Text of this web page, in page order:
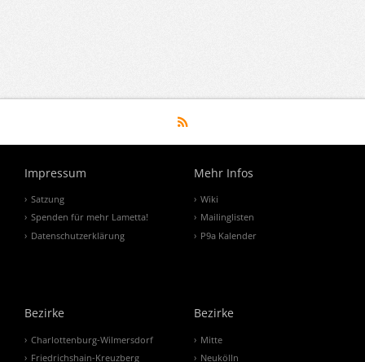
Impressum
Satzung
Spenden für mehr Lametta!
Datenschutzerklärung
Mehr Infos
Wiki
Mailinglisten
P9a Kalender
Bezirke
Charlottenburg-Wilmersdorf
Friedrichshain-Kreuzberg
Bezirke
Mitte
Neukölln